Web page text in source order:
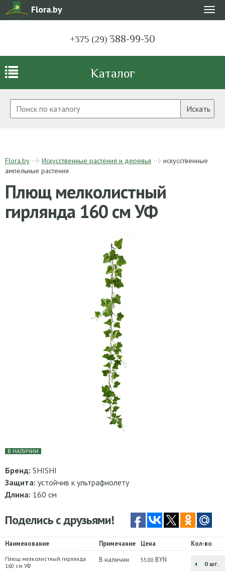
Flora.by
+375 (29) 388-99-30
Каталог
Искать
Flora.by Искусственные растения и деревья
искусственные
ампельные растения
Плющ мелколистный
гирлянда 160 см УФ
В НАЛИЧИИ
Бренд: SHISHI
Защита: устойчив к ультрафиолету
Длина: 160 cм
Поделись с друзьями!
Наименование Примечание Цена Кол-во
Плющ мелколистный гирлянда
160 см УФ
В наличии 55.00 BYN
шт.